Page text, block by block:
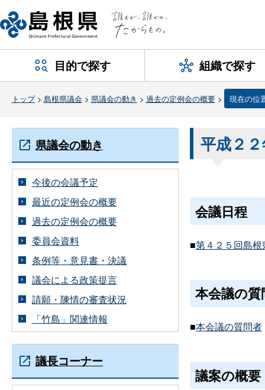
目的で探す 組織で探す
トップ> 島根県議会 > 県議会の動き > 過去の定例会の概要> 現在の位
平成２
会議日程
■第４２５回島
本会議の質
■本会議の質問者
議案の概要
県議会の動き
今後の会議予定
最近の定例会の概要
過去の定例会の概要
委員会資料
条例等・意見書・決議
議会による政策提言
請願・陳情の審査状況
「竹島」関連情報
議長コーナー